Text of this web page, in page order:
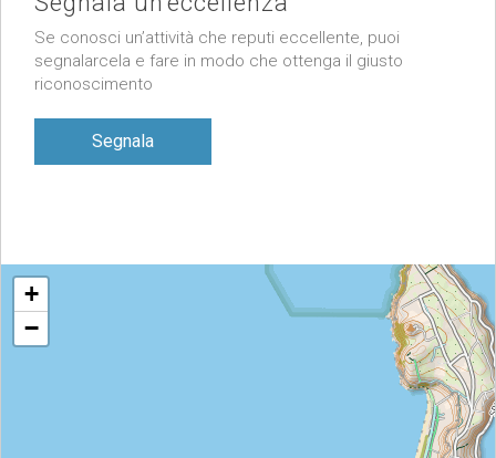
Se conosci un’attività che reputi eccellente, puoi
segnalarcela e fare in modo che ottenga il giusto
riconoscimento
Segnala